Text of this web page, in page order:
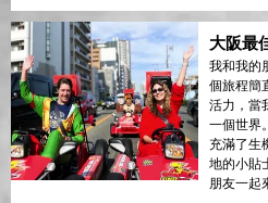
大阪最
我和我的
個旅程簡
活力，當
一個世界
充滿了生
地的小貼
朋友一起